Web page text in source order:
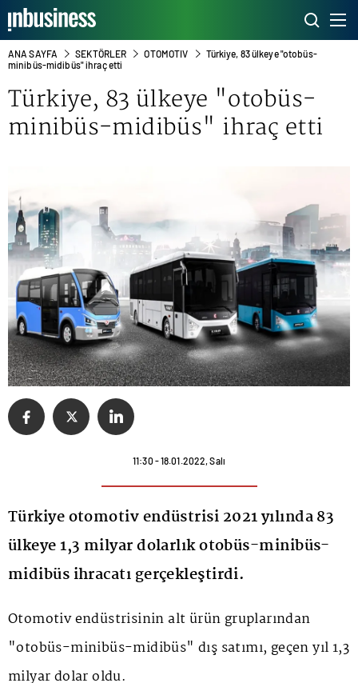
ANA SAYFA SEKTÖRLER OTOMOTIV
Türkiye, 83 ülkeye "otobüs-
minibüs-midibüs" ihraç etti
Türkiye, 83 ülkeye "otobüs-
minibüs-midibüs" ihraç etti
11:30 - 18.01.2022, Salı
Türkiye otomotiv endüstrisi 2021 yılında 83
ülkeye 1,3 milyar dolarlık otobüs-minibüs-
midibüs ihracatı gerçekleştirdi.
Otomotiv endüstrisinin alt ürün gruplarından
"otobüs-minibüs-midibüs" dış satımı, geçen yıl 1,3
milyar dolar oldu.